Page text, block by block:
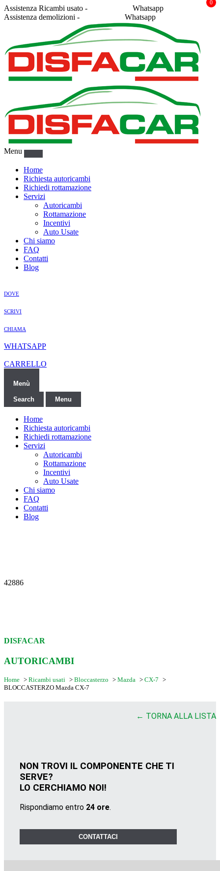
Assistenza Ricambi usato -
Whatsapp
Assistenza demolizioni -
Whatsapp
Menu
Home
Richiesta autoricambi
Richiedi rottamazione
Servizi
Autoricambi
Rottamazione
Incentivi
Auto Usate
Chi siamo
FAQ
Contatti
Blog
DOVE
SCRIVI
CHIAMA
WHATSAPP
0
CARRELLO
Menù
Search Menu
Home
Richiesta autoricambi
Richiedi rottamazione
Servizi
Autoricambi
Rottamazione
Incentivi
Auto Usate
Chi siamo
FAQ
Contatti
Blog
42886
DISFACAR
AUTORICAMBI
Home > Ricambi usati > Bloccasterzo > Mazda > CX-7 >
BLOCCASTERZO Mazda CX-7
← TORNA ALLA LISTA
NON TROVI IL COMPONENTE CHE TI
SERVE?
LO CERCHIAMO NOI!
Rispondiamo entro 24 ore.
CONTATTACI